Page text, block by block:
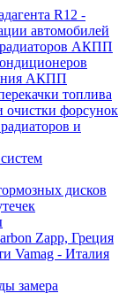
R12 -
автомобилей
АКПП
АКПП
топлива
очистки форсунок
и
дисков
Zapp, Греция
Vamag - Италия
замера